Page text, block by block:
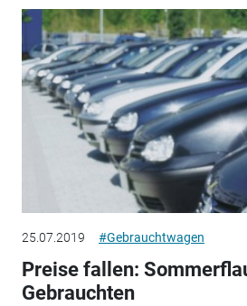
25.07.2019 #Gebrauchtwagen
Preise fallen:
Gebrauchten